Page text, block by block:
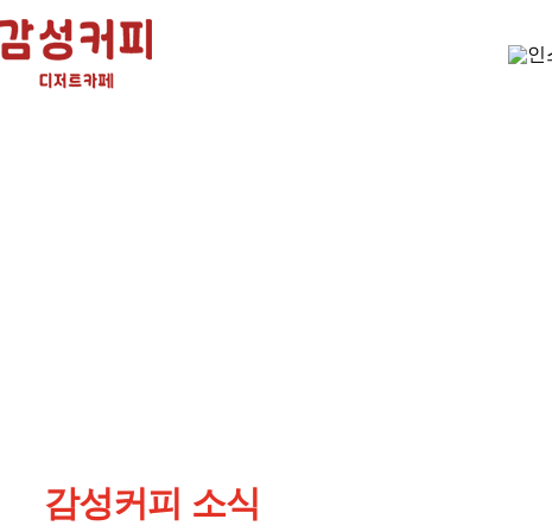
감성커피 소식